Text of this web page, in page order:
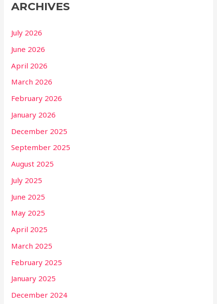
ARCHIVES
July 2026
June 2026
April 2026
March 2026
February 2026
January 2026
December 2025
September 2025
August 2025
July 2025
June 2025
May 2025
April 2025
March 2025
February 2025
January 2025
December 2024